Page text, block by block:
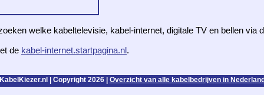
welke kabeltelevisie, kabel-internet, digitale TV en bellen via
de kabel-internet.startpagina.nl.
KabelKiezer.nl | Copyright 2026 | Overzicht van alle kabelbedrijven in